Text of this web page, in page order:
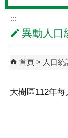
:::
異動人口
首頁 人口統
大樹區112年